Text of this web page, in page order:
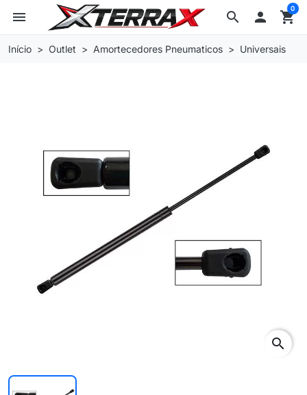
search
menu  shopping_cart
0
Início Outlet Amortecedores Pneumaticos Universais
search